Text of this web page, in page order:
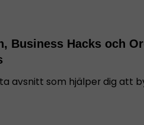
Business Hacks och
avsnitt som hjälper dig att